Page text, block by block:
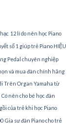
12 lí do nên học Piano
số 1 giúp trẻ Piano HIỆU
Pedal chuyên nghiệp
và mua đàn chính hãng
Trên Organ Yamaha từ
Có nên cho bé học đàn
của trẻ khi học Piano
Gia sư đàn Piano cho trẻ